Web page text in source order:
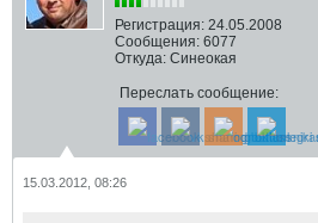
Регистрация: 24.05.2008
Сообщения: 6077
Откуда: Синеокая
Переслать сообщение:
15.03.2012, 08:26